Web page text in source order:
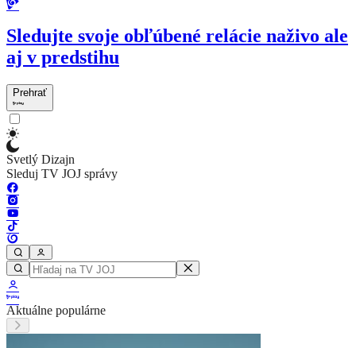
Sledujte svoje obľúbené relácie naživo ale
aj v predstihu
Prehrať
Svetlý Dizajn
Sleduj TV JOJ správy
Aktuálne populárne